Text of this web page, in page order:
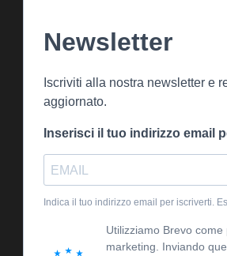
Newsletter
Iscriviti alla nostra newsletter e
aggiornato.
Inserisci il tuo indirizzo email
Indica il tuo indirizzo email per iscriverti.
Utilizziamo Brevo
marketing. Inviando